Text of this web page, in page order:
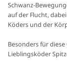
Schwanz-
auf der Flucht,
Köders und der
Besonders für
Lieblingsköder